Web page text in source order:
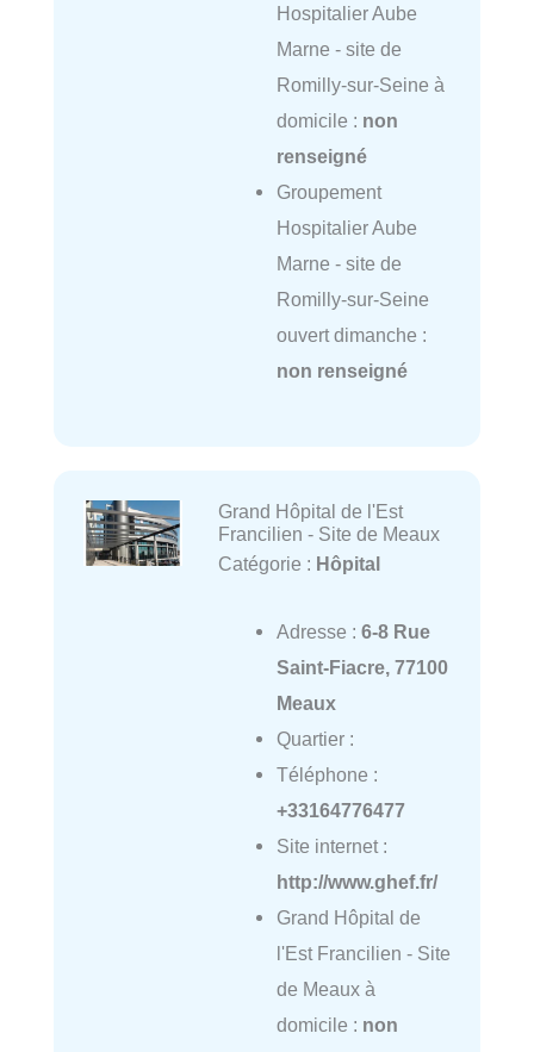
Hospitalier Aube
Marne - site de
Romilly-sur-Seine à
domicile : non
renseigné
Groupement
Hospitalier Aube
Marne - site de
Romilly-sur-Seine
ouvert dimanche :
non renseigné
Grand Hôpital de l'Est
Francilien - Site de Meaux
Catégorie : Hôpital
Adresse : 6-8 Rue
Saint-Fiacre, 77100
Meaux
Quartier :
Téléphone :
+33164776477
Site internet :
http://www.ghef.fr/
Grand Hôpital de
l'Est Francilien - Site
de Meaux à
domicile : non